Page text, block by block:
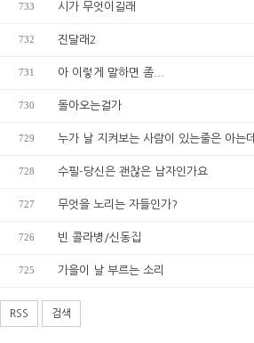
733 시가 무엇이길래
732 진달래2
731 아 이렇게 말하면 좀...
730 돌아오는걸가
729 누가 날 지켜보는 사람이 있는줄은 아는데
728 수필-당신은 괜찮은 남자인가요
727 무엇을 노리는 자들인가?
726 빈 콜라병/신동집
725 가을이 날 부르는 소리
RSS 검색